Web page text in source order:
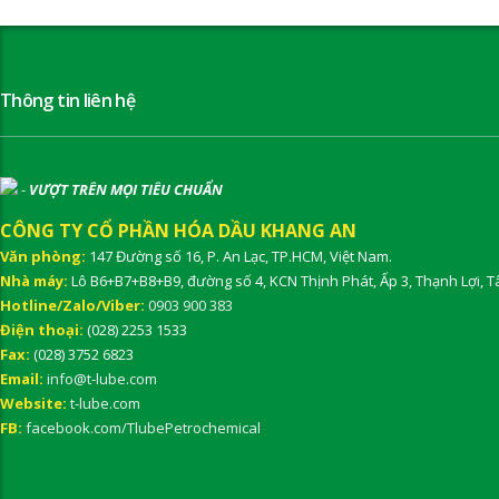
Thông tin liên hệ
- VƯỢT TRÊN MỌI TIÊU CHUẨN
CÔNG TY CỔ PHẦN HÓA DẦU KHANG AN
Văn phòng: 147 Đường số 16, P. An Lạc, TP.HCM, Việt Nam.
Nhà máy: Lô B6+B7+B8+B9, đường số 4, KCN Thịnh Phát, Ấp 3, Thạnh Lợi,
Hotline/Zalo/Viber: 0903 900 383
Điện thoại: (028) 2253 1533
Fax: (028) 3752 6823
Email: info@t-lube.com
Website: t-lube.com
FB: facebook.com/TlubePetrochemical